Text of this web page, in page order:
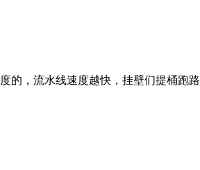
，流水线速度越快，挂壁们提桶跑路